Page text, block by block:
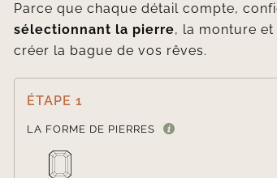
Parce que chaque détail compte,
sélectionnant la pierre, la monture
créer la bague de vos rêves.
ÉTAPE 1
LA FORME DE PIERRES